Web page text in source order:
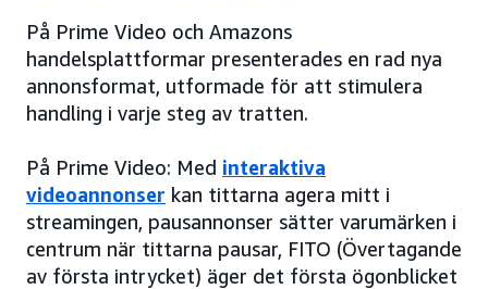
På Prime Video och Amazons
handelsplattformar presenterades en rad nya
annonsformat, utformade för att stimulera
handling i varje steg av tratten.
På Prime Video: Med interaktiva
videoannonser kan tittarna agera mitt i
streamingen, pausannonser sätter varumärken i
centrum när tittarna pausar, FITO (Övertagande
av första intrycket) äger det första ögonblicket